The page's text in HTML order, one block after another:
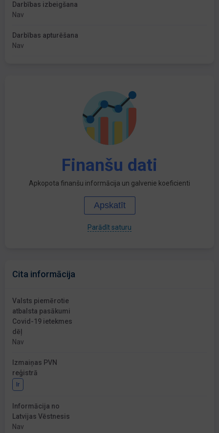
Darbības izbeigšana
Nav
Darbības apturēšana
Nav
Finanšu dati
Apkopota finanšu informācija un galvenie koeficienti
Apskatīt
Parādīt saturu
Cita informācija
Valsts piemērotie
atbalsta pasākumi
Covid-19 ietekmes
dēļ
Nav
Izmaiņas PVN
reģistrā
Ir
Informācija no
Latvijas Vēstnesis
Nav